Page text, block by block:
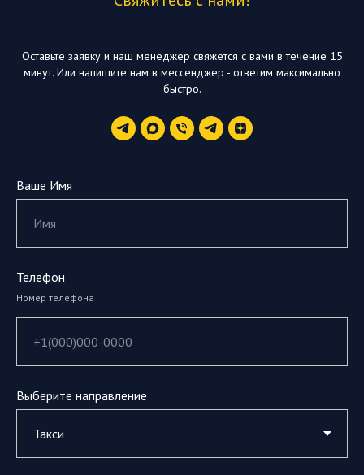
Оставьте заявку и наш менеджер свяжется с вами в течение 15
минут. Или напишите нам в мессенджер - ответим максимально
быстро.
Ваше Имя
Телефон
Номер телефона
Выберите направление